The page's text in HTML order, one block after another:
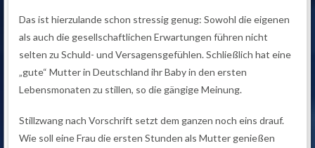
Das ist hierzulande schon stressig genug: Sowohl die eigenen
als auch die gesellschaftlichen Erwartungen führen nicht
selten zu Schuld- und Versagensgefühlen. Schließlich hat eine
„gute“ Mutter in Deutschland ihr Baby in den ersten
Lebensmonaten zu stillen, so die gängige Meinung.
Stillzwang nach Vorschrift setzt dem ganzen noch eins drauf.
Wie soll eine Frau die ersten Stunden als Mutter genießen